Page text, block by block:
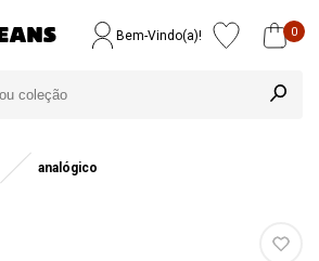
Bem-Vindo(a)! 0
analógico